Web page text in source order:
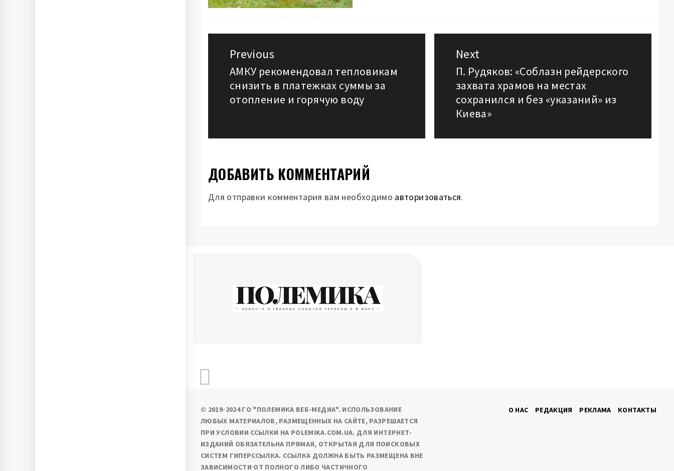
Навигация
записям
Previous
Previous
post:
АМКУ рекомендовал тепловикам
снизить в платежках суммы за
отопление и горячую воду
Next
Next
post:
П. Рудяков: «Соблазн рейдерского
захвата храмов на местах
сохранился и без «указаний» из
Киева»
ДОБАВИТЬ КОММЕНТАРИЙ
Для отправки комментария вам необходимо авторизоваться.
© 2019-2024 ГО "ПОЛЕМИКА ВЕБ-МЕДИА". ИСПОЛЬЗОВАНИЕ
ЛЮБЫХ МАТЕРИАЛОВ, РАЗМЕЩЕННЫХ НА САЙТЕ, РАЗРЕШАЕТСЯ
ПРИ УСЛОВИИ ССЫЛКИ НА POLEMIKA.COM.UA. ДЛЯ ИНТЕРНЕТ-
ИЗДАНИЙ ОБЯЗАТЕЛЬНА ПРЯМАЯ, ОТКРЫТАЯ ДЛЯ ПОИСКОВЫХ
СИСТЕМ ГИПЕРССЫЛКА. ССЫЛКА ДОЛЖНА БЫТЬ РАЗМЕЩЕНА ВНЕ
ЗАВИСИМОСТИ ОТ ПОЛНОГО ЛИБО ЧАСТИЧНОГО
О НАС РЕДАКЦИЯ РЕКЛАМА КОНТАКТЫ